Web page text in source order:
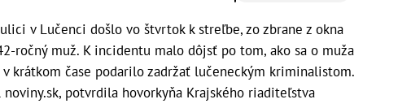
v Lučenci došlo vo štvrtok k streľbe, zo zbrane z okna
ročný muž. K incidentu malo dôjsť po tom, ako sa o muža
krátkom čase podarilo zadržať lučeneckým kriminalistom.
potvrdila hovorkyňa Krajského riaditeľstva